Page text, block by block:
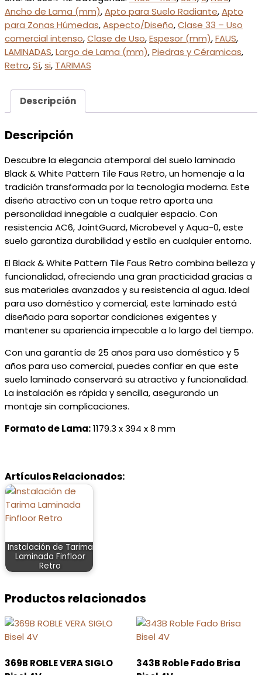
PATTERN
TILE
FAUS
RETRO
cantidad
Ancho de Lama (mm),Apto para Suelo Radiante,Apto
para Zonas Húmedas,Aspecto/Diseño,Clase 33 – Uso
comercial intenso,Clase de Uso,Espesor (mm),FAUS,
LAMINADAS,Largo de Lama (mm),Piedras y Céramicas,
Retro,Sí,si, TARIMAS
Descripción
Descripción
Descubre la elegancia atemporal del suelo laminado
Black & White Pattern Tile Faus Retro, un homenaje a la
tradición transformada por la tecnología moderna. Este
diseño atractivo con un toque retro aporta una
personalidad innegable a cualquier espacio. Con
resistencia AC6, JointGuard, Microbevel y Aqua-0, este
suelo garantiza durabilidad y estilo en cualquier entorno.
El Black & White Pattern Tile Faus Retro combina belleza y
funcionalidad, ofreciendo una gran practicidad gracias a
sus materiales avanzados y su resistencia al agua. Ideal
para uso doméstico y comercial, este laminado está
diseñado para soportar condiciones exigentes y
mantener su apariencia impecable a lo largo del tiempo.
Con una garantía de 25 años para uso doméstico y 5
años para uso comercial, puedes confiar en que este
suelo laminado conservará su atractivo y funcionalidad.
La instalación es rápida y sencilla, asegurando un
montaje sin complicaciones.
Formato de Lama:1179.3 x 394 x 8 mm
Artículos Relacionados:
Instalación de Tarima
Laminada Finfloor
Retro
Productos relacionados
369B ROBLE VERA SIGLO
343B Roble Fado Brisa